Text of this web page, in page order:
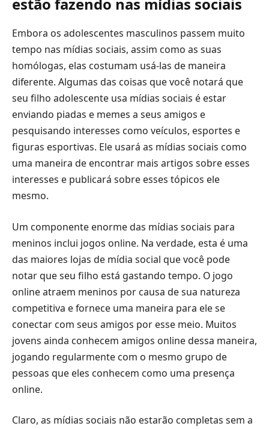
estão fazendo nas mídias sociais
Embora os adolescentes masculinos passem muito
tempo nas mídias sociais, assim como as suas
homólogas, elas costumam usá-las de maneira
diferente. Algumas das coisas que você notará que
seu filho adolescente usa mídias sociais é estar
enviando piadas e memes a seus amigos e
pesquisando interesses como veículos, esportes e
figuras esportivas. Ele usará as mídias sociais como
uma maneira de encontrar mais artigos sobre esses
interesses e publicará sobre esses tópicos ele
mesmo.
Um componente enorme das mídias sociais para
meninos inclui jogos online. Na verdade, esta é uma
das maiores lojas de mídia social que você pode
notar que seu filho está gastando tempo. O jogo
online atraem meninos por causa de sua natureza
competitiva e fornece uma maneira para ele se
conectar com seus amigos por esse meio. Muitos
jovens ainda conhecem amigos online dessa maneira,
jogando regularmente com o mesmo grupo de
pessoas que eles conhecem como uma presença
online.
Claro, as mídias sociais não estarão completas sem a